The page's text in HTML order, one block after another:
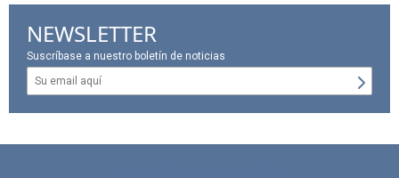
NEWSLETTER
Suscríbase a nuestro boletín de noticias